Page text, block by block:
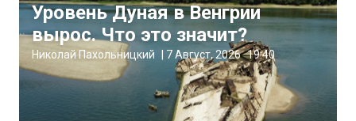
Уровень Дуная в Венгрии
вырос. Что это значит?
Николай Пахольницкий | 7 Август, 2026 19:40